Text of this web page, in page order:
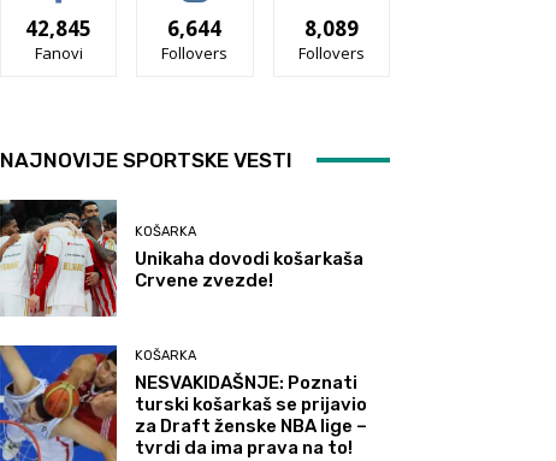
42,845
Fanovi
6,644
Follovers
8,089
Follovers
NAJNOVIJE SPORTSKE VESTI
KOŠARKA
Unikaha dovodi košarkaša
Crvene zvezde!
KOŠARKA
NESVAKIDAŠNJE: Poznati
turski košarkaš se prijavio
za Draft ženske NBA lige –
tvrdi da ima prava na to!